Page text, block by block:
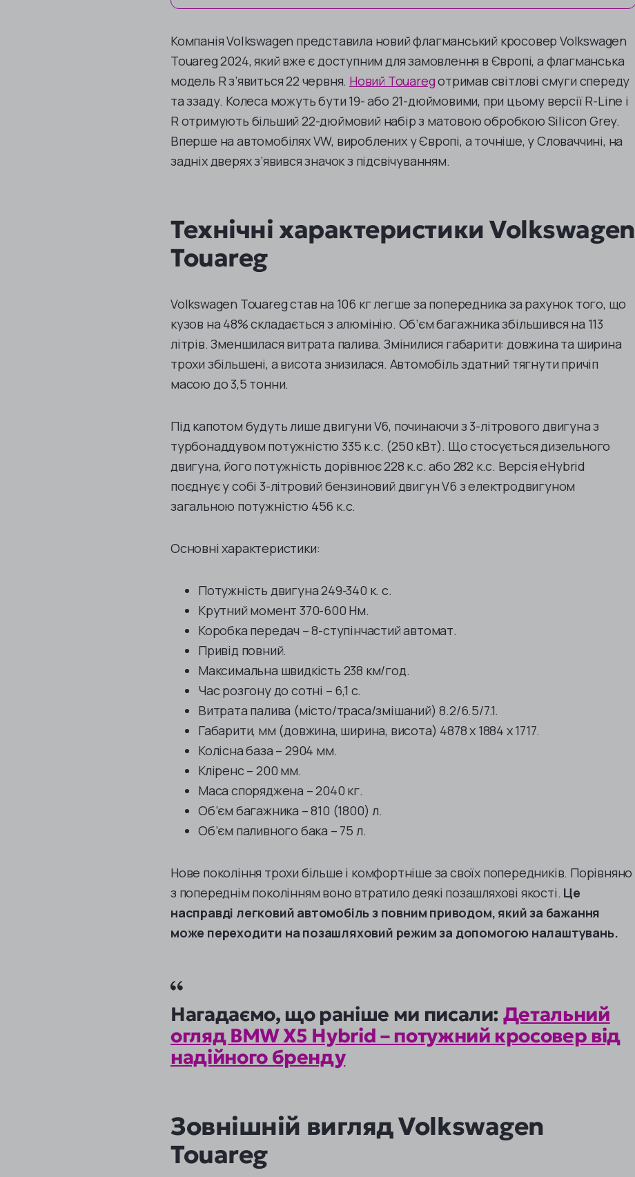
Компанія Volkswagen представила новий флагманський кросовер Volkswagen
Touareg 2024, який вже є доступним для замовлення в Європі, а флагманська
модель R з’явиться 22 червня. Новий Touaregотримав світлові смуги спереду
та ззаду. Колеса можуть бути 19- або 21-дюймовими, при цьому версії R-Line і
R отримують більший 22-дюймовий набір з матовою обробкою Silicon Grey.
Вперше на автомобілях VW, вироблених у Європі, а точніше, у Словаччині, на
задніх дверях з’явився значок з підсвічуванням.
Технічні характеристики Volkswagen
Touareg
Volkswagen Touareg став на 106 кг легше за попередника за рахунок того, що
кузов на 48% складається з алюмінію. Об’єм багажника збільшився на 113
літрів. Зменшилася витрата палива. Змінилися габарити: довжина та ширина
трохи збільшені, а висота знизилася. Автомобіль здатний тягнути причіп
масою до 3,5 тонни.
Під капотом будуть лише двигуни V6, починаючи з 3-літрового двигуна з
турбонаддувом потужністю 335 к.с. (250 кВт). Що стосується дизельного
двигуна, його потужність дорівнює 228 к.с. або 282 к.с. Версія eHybrid
поєднує у собі 3-літровий бензиновий двигун V6 з електродвигуном
загальною потужністю 456 к.с.
Основні характеристики:
Потужність двигуна 249-340 к. с.
Крутний момент 370-600 Нм.
Коробка передач – 8-ступінчастий автомат.
Привід повний.
Максимальна швидкість 238 км/год.
Час розгону до сотні – 6,1 с.
Витрата палива (місто/траса/змішаний) 8.2/6.5/7.1.
Габарити, мм (довжина, ширина, висота) 4878 х 1884 х 1717.
Колісна база – 2904 мм.
Кліренс – 200 мм.
Маса споряджена – 2040 кг.
Об’єм багажника – 810 (1800) л.
Об’єм паливного бака – 75 л.
Нове покоління трохи більше і комфортніше за своїх попередників. Порівняно
з попереднім поколінням воно втратило деякі позашляхові якості. Це
насправді легковий автомобіль з повним приводом, який за бажання
може переходити на позашляховий режим за допомогою налаштувань.
Нагадаємо, що раніше ми писали: Детальний
огляд BMW X5 Hybrid – потужний кросовер від
надійного бренду
Зовнішній вигляд Volkswagen
Touareg